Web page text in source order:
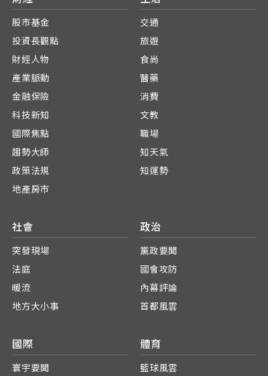
股市基金
投資長觀點
財經人物
產業脈動
金融保險
科技新知
國際焦點
趨勢大師
政策法規
地產房市
交通
旅遊
食尚
醫藥
消費
文教
職場
知天氣
知運勢
社會
突發現場
法庭
暖流
地方大小事
政治
黨政要聞
國會攻防
內幕評論
首都風雲
國際
寰宇要聞
體育
籃球風雲